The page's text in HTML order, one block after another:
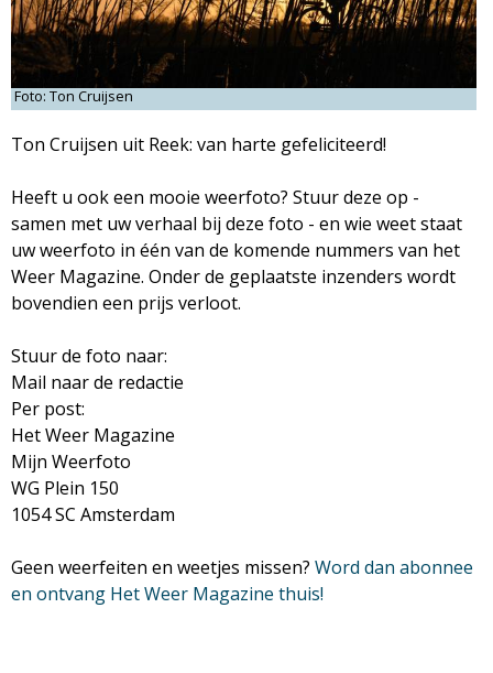
M
a
g
a
z
i
n
e
Foto: Ton Cruijsen
Ton Cruijsen uit Reek: van harte gefeliciteerd!
Heeft u ook een mooie weerfoto? Stuur deze op -
samen met uw verhaal bij deze foto - en wie weet staat
uw weerfoto in één van de komende nummers van het
Weer Magazine. Onder de geplaatste inzenders wordt
bovendien een prijs verloot.
Stuur de foto naar:
Mail naar de redactie
Per post:
Het Weer Magazine
Mijn Weerfoto
WG Plein 150
1054 SC Amsterdam
Geen weerfeiten en weetjes missen? Word dan abonnee
en ontvang Het Weer Magazine thuis!